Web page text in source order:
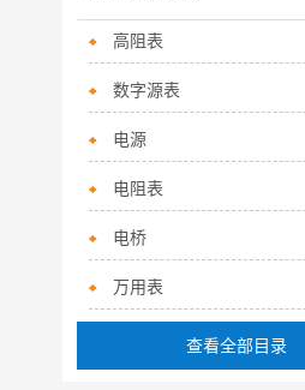
高阻表
数字源表
电源
电阻表
电桥
万用表
查看全部目录